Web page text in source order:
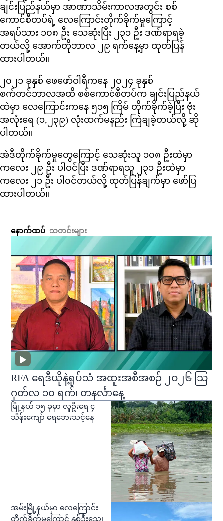
ချင်းပြည်နယ်မှာ အာဏာသိမ်းကာလအတွင်း စစ်
ကောင်စီတပ်ရဲ့ လေကြောင်းတိုက်ခိုက်မှုကြောင့်
အရပ်သား ၁၀၈ ဦး သေဆုံးပြီး ၂၃၁ ဦး ဒဏ်ရာရခဲ့
တယ်လို့ အောက်တိုဘာလ ၂၉ ရက်နေ့မှာ ထုတ်ပြန်
ထားပါတယ်။
၂၀၂၁ ခုနှစ် ဖေဖော်ဝါရီကနေ ၂၀၂၄ ခုနှစ်
စက်တင်ဘာလအထိ စစ်ကောင်စီတပ်က ချင်းပြည်နယ်
ထဲမှာ လေကြောင်းကနေ ၅၁၅ ကြိမ် တိုက်ခိုက်ခဲ့ပြီး ဗုံး
အလုံးရေ (၁,၂၃၉) လုံးထက်မနည်း ကြဲချခဲ့တယ်လို့ ဆို
ပါတယ်။
အဲဒီတိုက်ခိုက်မှုတွေကြောင့် သေဆုံးသူ ၁၀၈ ဦးထဲမှာ
ကလေး ၂၉ ဦး ပါဝင်ပြီး ဒဏ်ရာရသူ ၂၃၁ ဦးထဲမှာ
ကလေး ၂၁ ဦး ပါ၀င်တယ်လို့ ထုတ်ပြန်ချက်မှာ ဖော်ပြ
ထားပါတယ်။
နောက်ထပ် သတင်းများ
RFA ရေဒီယိုနဲ့ရုပ်သံ အထူးအစီအစဉ် ၂ဝ၂၆ သြ
ဂုတ်လ ၁၀ ရက်၊ တနင်္လာနေ့
မြို့နယ် ၁၅ ခုမှာ လူဦးရေ ၄
သိန်းကျော် ရေဘေးသင့်နေ
အမ်းမြို့နယ်မှာ လေကြောင်း
တိုက်ခိုက်မှုကြောင့် နှစ်ဦးသေ၊